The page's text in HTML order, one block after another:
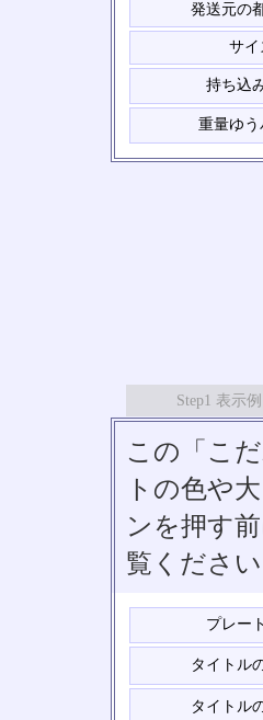
発送元の
サイ
持ち込
重量ゆう
Step1 表示例
この「こ
トの色や
ンを押す
覧ください
プレー
タイトル
タイトル